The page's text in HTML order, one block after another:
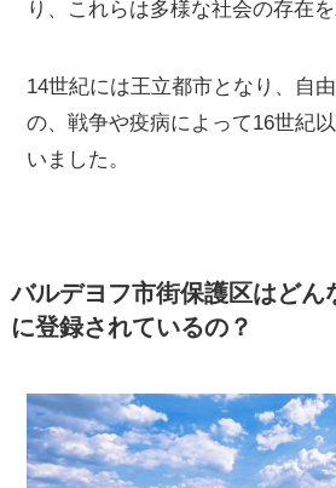
り、これらは多様な社会の存在を
14世紀には王立都市となり、自
の、戦争や疫病によって16世紀
いました。
バルデヨフ市街保護区はどん
に登録されているの？